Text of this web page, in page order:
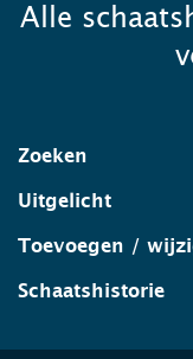
Alle
Zoeken
Uitgelicht
Toevoegen /
Schaatshistorie